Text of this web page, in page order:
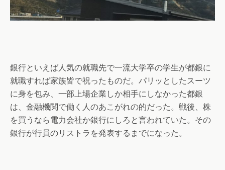
銀行といえば人気の就職先で一流大学卒の学生が都銀に
就職すれば家族皆で祝ったものだ。パリッとしたスーツ
に身を包み、一部上場企業しか相手にしなかった都銀
は、金融機関で働く人のあこがれの的だった。戦後、株
を買うなら電力会社か銀行にしろと言われていた。その
銀行が行員のリストラを発表するまでになった。